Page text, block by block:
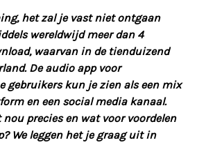
het zal je vast niet ontgaan
wereldwijd meer dan 4
waarvan in de tienduizend
De audio app voor
gebruikers kun je zien als een mix
en een social media kanaal.
precies en wat voor voordelen
We leggen het je graag uit in